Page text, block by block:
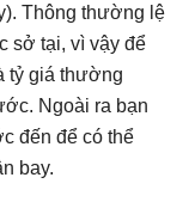
Thông thường lệ
sở tại, vì vậy để
tỷ giá thường
Ngoài ra bạn
đến để có thể
bay.